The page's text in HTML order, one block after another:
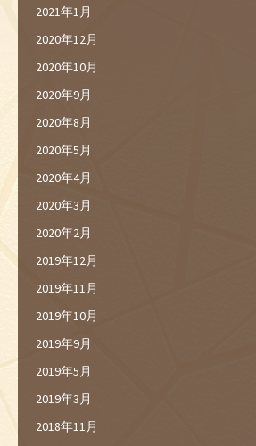
2021年1月
2020年12月
2020年10月
2020年9月
2020年8月
2020年5月
2020年4月
2020年3月
2020年2月
2019年12月
2019年11月
2019年10月
2019年9月
2019年5月
2019年3月
2018年11月